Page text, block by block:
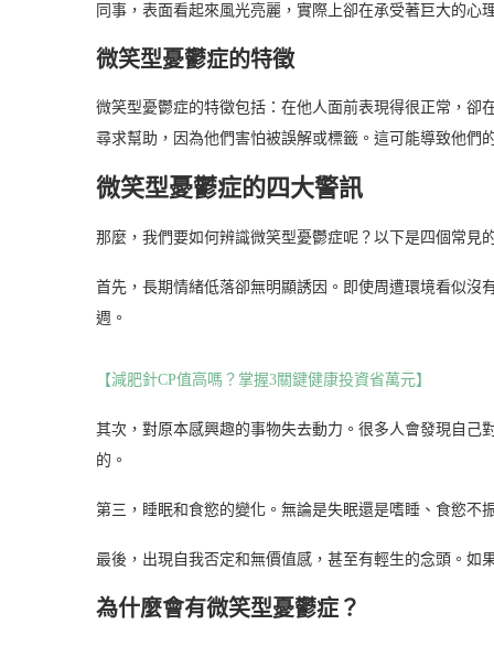
同事，表面看起來風光亮麗，實際上卻在承受著巨大的心
微笑型憂鬱症的特徵
微笑型憂鬱症的特徵包括：在他人面前表現得很正常，卻
尋求幫助，因為他們害怕被誤解或標籤。這可能導致他們
微笑型憂鬱症的四大警訊
那麼，我們要如何辨識微笑型憂鬱症呢？以下是四個常見
首先，長期情緒低落卻無明顯誘因。即使周遭環境看似沒
週。
【減肥針CP值高嗎？掌握3關鍵健康投資省萬元】
其次，對原本感興趣的事物失去動力。很多人會發現自己
的。
第三，睡眠和食慾的變化。無論是失眠還是嗜睡、食慾不
最後，出現自我否定和無價值感，甚至有輕生的念頭。如
為什麼會有微笑型憂鬱症？